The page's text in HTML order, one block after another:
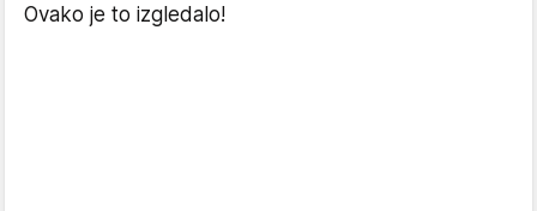
Ovako je to izgledalo!